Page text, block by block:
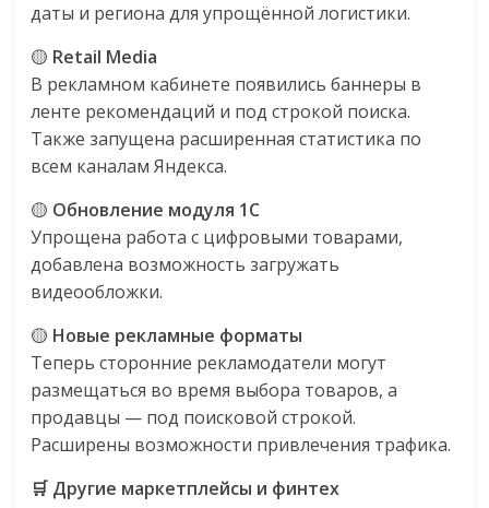
даты и региона для упрощённой логистики.
🟡 Retail Media
В рекламном кабинете появились баннеры в
ленте рекомендаций и под строкой поиска.
Также запущена расширенная статистика по
всем каналам Яндекса.
🟡 Обновление модуля 1С
Упрощена работа с цифровыми товарами,
добавлена возможность загружать
видеообложки.
🟡 Новые рекламные форматы
Теперь сторонние рекламодатели могут
размещаться во время выбора товаров, а
продавцы — под поисковой строкой.
Расширены возможности привлечения трафика.
🛒 Другие маркетплейсы и финтех